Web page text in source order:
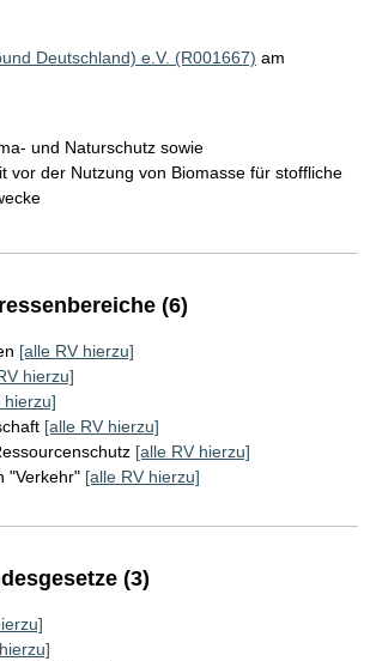
Deutschland) e.V. (R001667) am
und Naturschutz sowie
vor der Nutzung von Biomasse für stoffliche
(6)
[alle RV hierzu]
hierzu]
hierzu]
[alle RV hierzu]
[alle RV hierzu]
"Verkehr" [alle RV hierzu]
(3)